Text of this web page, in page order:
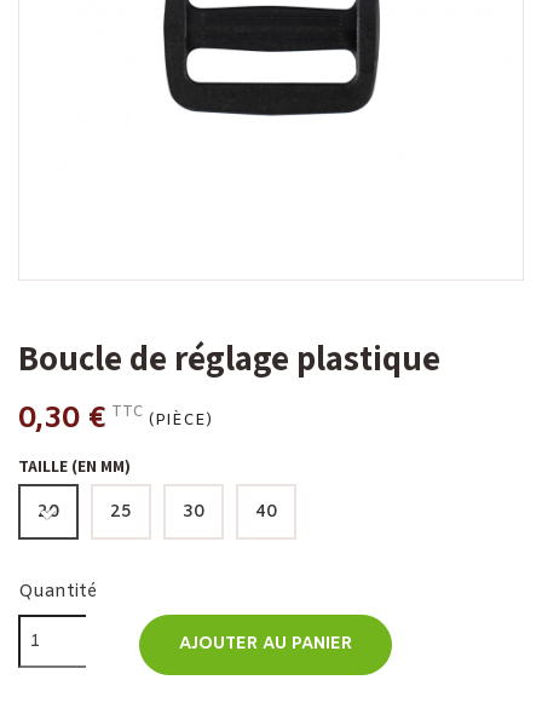
Boucle de réglage plastique
0,30 € TTC (PIÈCE)
TAILLE (EN MM)
20 25 30 40
Quantité
AJOUTER AU PANIER